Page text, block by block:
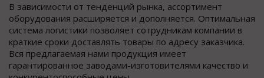
В зависимости от тенденций рынка, ассортимент
оборудования расширяется и дополняется. Оптимальная
система логистики позволяет сотрудникам компании в
краткие сроки доставлять товары по адресу заказчика.
Вся предлагаемая нами продукция имеет
гарантированное заводами-изготовителями качество и